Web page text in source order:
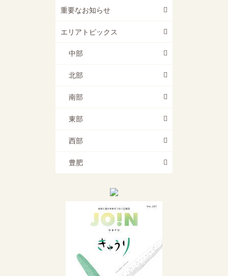
重要なお知らせ
エリアトピックス
中部
北部
南部
東部
西部
豊肥